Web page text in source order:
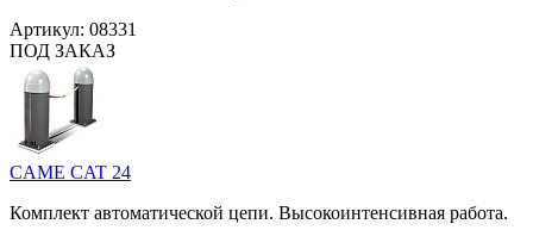
Артикул: 08331
ПОД ЗАКАЗ
CAME CAT 24
Комплект автоматической цепи. Высокоинтенсивная работа.